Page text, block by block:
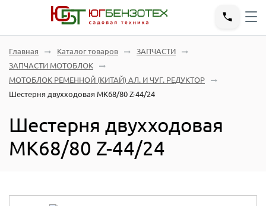
Главная Каталог товаров
ЗАПЧАСТИ
ЗАПЧАСТИ МОТОБЛОК
МОТОБЛОК РЕМЕННОЙ (КИТАЙ) АЛ. И ЧУГ. РЕДУКТОР
Шестерня двухходовая МК68/80 Z-44/24
Шестерня двухходовая
МК68/80 Z-44/24